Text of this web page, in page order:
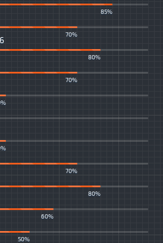
85%
70%
80%
70%
70%
80%
60%
50%